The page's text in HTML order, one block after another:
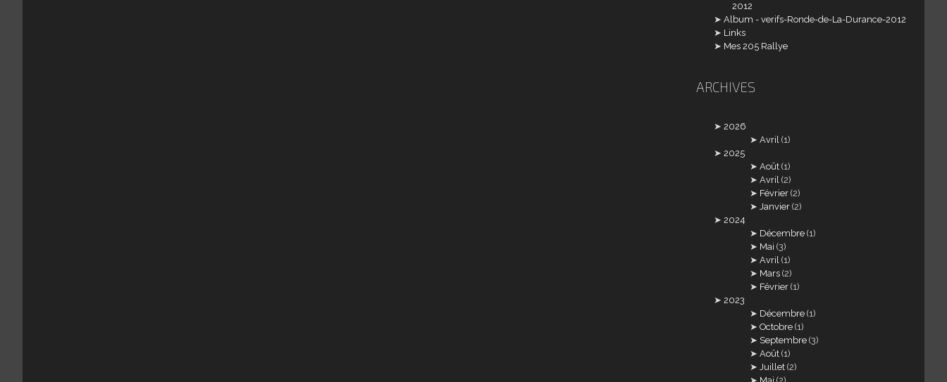
2012
Album - verifs-Ronde-de-La-Durance-2012
Links
Mes 205 Rallye
ARCHIVES
2026
Avril (1)
2025
Août (1)
Avril (2)
Février (2)
Janvier (2)
2024
Décembre (1)
Mai (3)
Avril (1)
Mars (2)
Février (1)
2023
Décembre (1)
Octobre (1)
Septembre (3)
Août (1)
Juillet (2)